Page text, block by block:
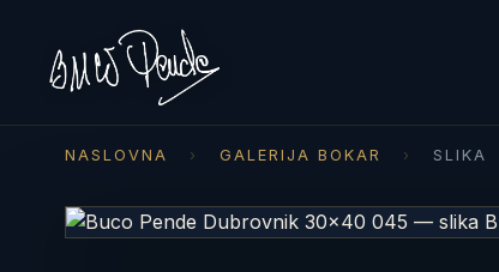
NASLOVNA › GALERIJA BOKAR › SLIKA